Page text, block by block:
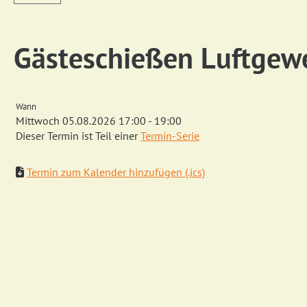
Gästeschießen
Wann
Mittwoch 05.08.2026 17:00 - 19:00
Dieser Termin ist Teil einerTermin-Serie
Termin zum Kalender hinzufügen (.ics)